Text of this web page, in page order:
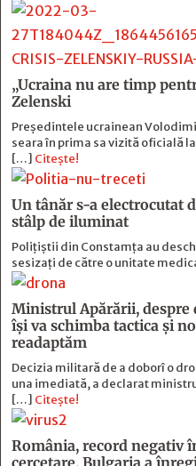
„Ucraina nu are timp
Zelenski
Preşedintele ucrainean
seara în prima sa vizită oficială
[…] Citește!
Un tânăr s-a electrocutat
stâlp de iluminat
Poliţiştii din Constamţa au
sesizaţi de către o unitate
Ministrul Apărării, despre
îşi va schimba tactica şi
readaptăm
Decizia militară de a doborî o
una imediată, a declarat
[…] Citește!
România, record negativ